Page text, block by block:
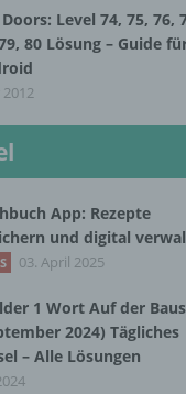
Level 74, 75, 76,
80 Lösung – Guide
App: Rezepte
und digital
03. April 2025
1 Wort Auf der
2024) Tägliches
– Alle Lösungen